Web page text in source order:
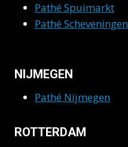
Pathé Spuimarkt
Pathé Scheveningen
NIJMEGEN
Pathé Nijmegen
ROTTERDAM